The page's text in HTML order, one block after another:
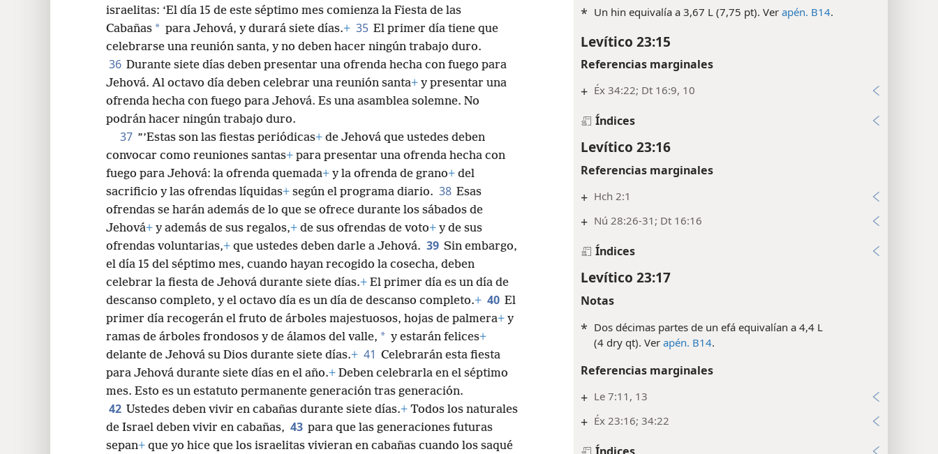
* Un hin equivalía a 3,67 L (7,75 pt). Verapén. B14.
Levítico 23:15
Referencias marginales
+ Éx 34:22; Dt 16:9, 10
Índices
Levítico 23:16
Referencias marginales
+ Hch 2:1
+ Nú 28:26-31; Dt 16:16
Índices
Levítico 23:17
Notas
* Dos décimas partes de un efá equivalían a 4,4 L
(4 dry qt). Verapén. B14.
Referencias marginales
+ Le 7:11, 13
+ Éx 23:16; 34:22
israelitas: ‘El día 15 de este séptimo mes comienza la Fiesta de las
Cabañas * para Jehová, y durará siete días.+ 35 El primer día tiene que
celebrarse una reunión santa, y no deben hacer ningún trabajo duro.
36 Durante siete días deben presentar una ofrenda hecha con fuego para
Jehová. Al octavo día deben celebrar una reunión santa+ y presentar una
ofrenda hecha con fuego para Jehová. Es una asamblea solemne. No
podrán hacer ningún trabajo duro.
37 ”’Estas son las fiestas periódicas+ de Jehová que ustedes deben
convocar como reuniones santas+ para presentar una ofrenda hecha con
fuego para Jehová: la ofrenda quemada+ y la ofrenda de grano+ del
sacrificio y las ofrendas líquidas+ según el programa diario. 38 Esas
ofrendas se harán además de lo que se ofrece durante los sábados de
Jehová+ y además de sus regalos,+ de sus ofrendas de voto+ y de sus
ofrendas voluntarias,+ que ustedes deben darle a Jehová. 39 Sin embargo,
el día 15 del séptimo mes, cuando hayan recogido la cosecha, deben
celebrar la fiesta de Jehová durante siete días.+ El primer día es un día de
descanso completo, y el octavo día es un día de descanso completo.+ 40 El
primer día recogerán el fruto de árboles majestuosos, hojas de palmera+ y
ramas de árboles frondosos y de álamos del valle, * y estarán felices+
delante de Jehová su Dios durante siete días.+ 41 Celebrarán esta fiesta
para Jehová durante siete días en el año.+ Deben celebrarla en el séptimo
mes. Esto es un estatuto permanente generación tras generación.
42 Ustedes deben vivir en cabañas durante siete días.+ Todos los naturales
de Israel deben vivir en cabañas, 43 para que las generaciones futuras
sepan+ que yo hice que los israelitas vivieran en cabañas cuando los saqué